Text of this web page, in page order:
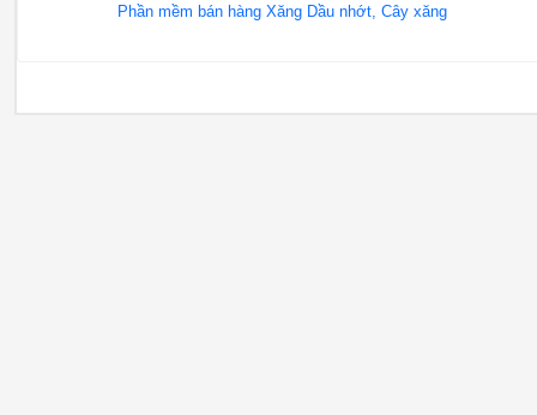
Phần mềm bán hàng Xăng Dầu nhớt, Cây xăng